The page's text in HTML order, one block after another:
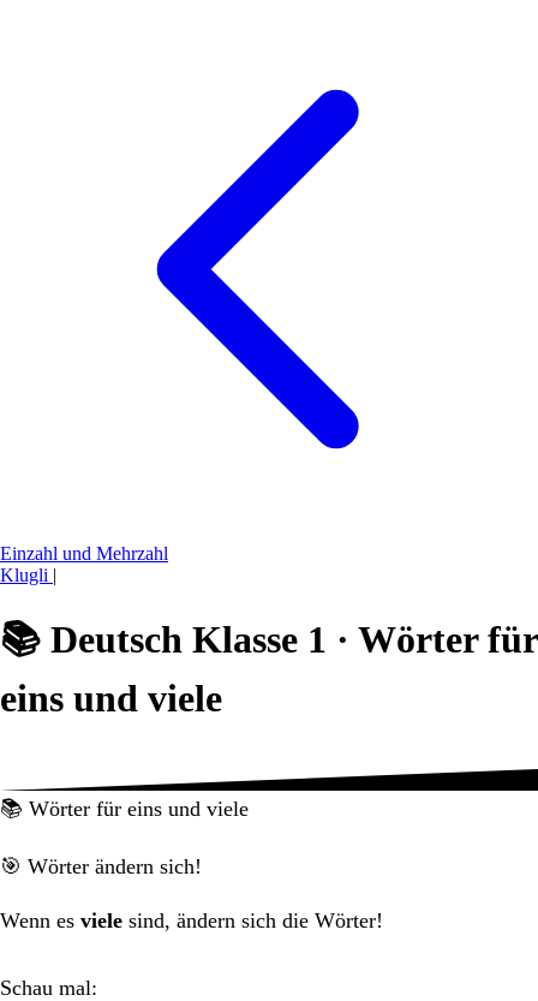
Einzahl und Mehrzahl
Klugli |
📚 Deutsch Klasse 1 · Wörter für
eins und viele
📚 Wörter für eins und viele
🎯 Wörter ändern sich!
Wenn es viele sind, ändern sich die Wörter!
Schau mal: